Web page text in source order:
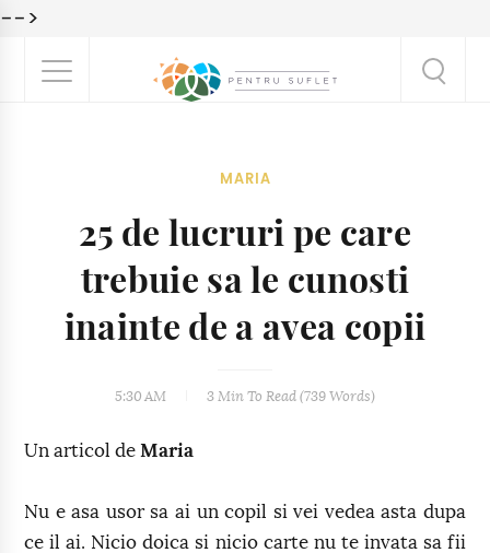
-->
MARIA
25 de lucruri pe care
trebuie sa le cunosti
inainte de a avea copii
5:30 AM 3 Min To Read (739 Words)
Un articol deMaria
Nu e asa usor sa ai un copil si vei vedea asta dupa
ce il ai. Nicio doica si nicio carte nu te invata sa fii